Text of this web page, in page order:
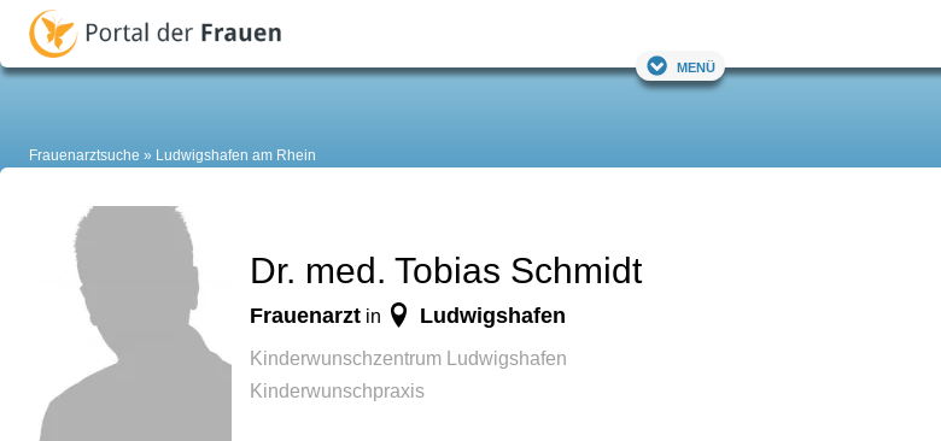
Menü
Frauenarztsuche Ludwigshafen am Rhein
Dr. med. Tobias Schmidt
Frauenarzt in Ludwigshafen
Kinderwunschzentrum Ludwigshafen
Kinderwunschpraxis